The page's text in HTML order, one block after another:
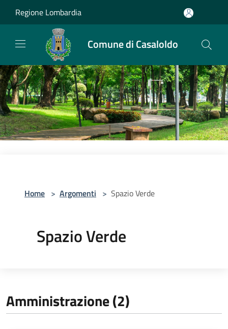
Regione Lombardia
Comune di Casaloldo
Home > Argomenti > Spazio Verde
Spazio Verde
Amministrazione (2)